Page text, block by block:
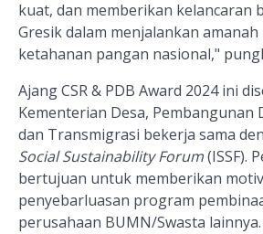
kuat, dan memberikan kelancaran
Gresik dalam menjalankan
ketahanan pangan nasional,"
Ajang CSR & PDB Award 2024 ini
Kementerian Desa, Pembangunan
dan Transmigrasi bekerja sama
Social Sustainability Forum(ISSF).
bertujuan untuk memberikan
penyebarluasan program
perusahaan BUMN/Swasta lainnya.